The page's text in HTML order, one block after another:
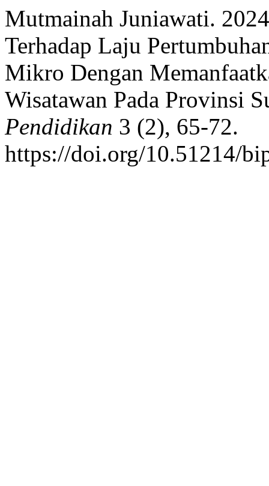
Mutmainah Juniawati.
Terhadap Laju
Mikro Dengan
Wisatawan Pada Provinsi
Pendidikan 3 (2), 65-72.
https://doi.org/10.51214/